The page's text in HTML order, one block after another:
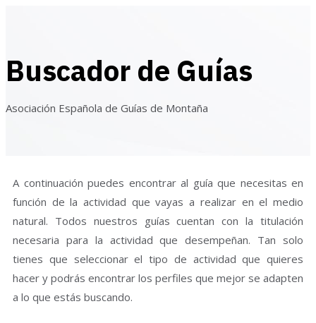
Buscador de Guías
Asociación Española de Guías de Montaña
A continuación puedes encontrar al guía que necesitas en
función de la actividad que vayas a realizar en el medio
natural. Todos nuestros guías cuentan con la titulación
necesaria para la actividad que desempeñan. Tan solo
tienes que seleccionar el tipo de actividad que quieres
hacer y podrás encontrar los perfiles que mejor se adapten
a lo que estás buscando.